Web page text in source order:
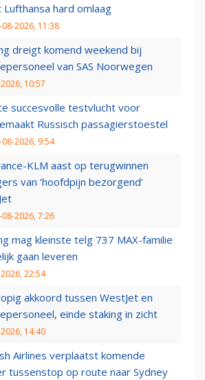
Lufthansa hard omlaag
08-2026, 11:38
dreigt komend weekend bij
van SAS Noorwegen
10:57
succesvolle testvlucht voor
Russisch passagierstoestel
08-2026, 9:54
KLM aast op terugwinnen
van ‘hoofdpijn bezorgend’
08-2026, 7:26
mag kleinste telg 737 MAX-familie
gaan leveren
22:54
akkoord tussen WestJet en
einde staking in zicht
14:40
Airlines verplaatst komende
tussenstop op route naar Sydney